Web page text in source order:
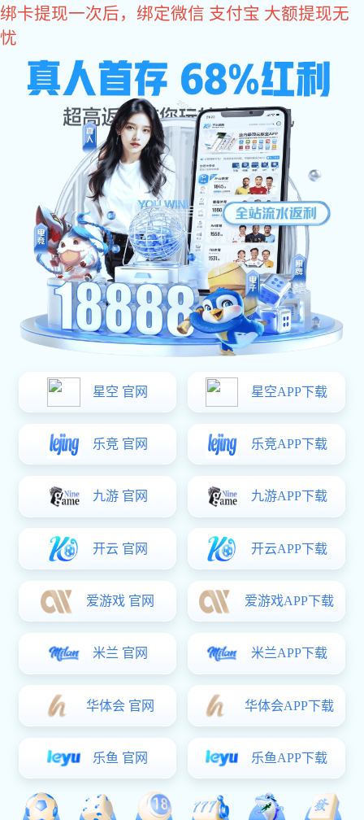
亿万28 400-618-1990
综合保障数据管理系统 LDM3000®
当前位置：亿万28
综合保障数据管理系统 LDM3000®
产品概述
LDM3000®
综保数据管理系统（LDM3000®）是综保专业的数据管理及
业务支持系统，负责装备全寿命周期的综保业务的过程数据
和结果数据的管理，并提供对综保业务的监控管理功能。 系
统融合了装备的技术状态信息、保障性设计数据、使用维护
数据，提供信息收集、整理、融合、存储、发布、交流的手